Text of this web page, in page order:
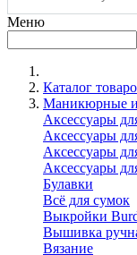
Меню
Каталог
Маникюрные
Аксессуары
Аксессуары
Аксессуары
Аксессуары
Булавки
Всё для сумок
Выкройки
Вышивка
Вязание